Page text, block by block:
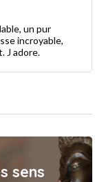
un pur
incroyable,
J adore.
sens